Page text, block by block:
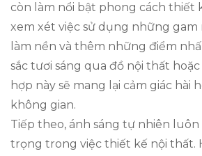
còn làm nổi bật phong cách thiết
xem xét việc sử dụng những
làm nền và thêm những điểm
sắc tươi sáng qua đồ nội thất
hợp này sẽ mang lại cảm giác hài
không gian.
Tiếp theo, ánh sáng tự nhiên
trọng trong việc thiết kế nội thất.